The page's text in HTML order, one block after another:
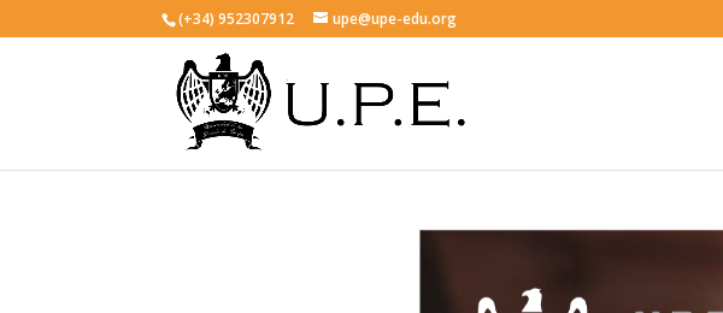
(+34) 952307912 upe@upe-edu.org